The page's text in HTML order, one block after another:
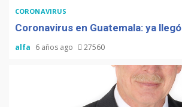
CORONAVIRUS
Coronavirus en Guatemala: ya llegó
alfa 6 años ago 27560